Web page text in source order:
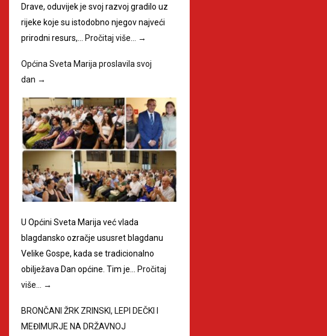
Drave, oduvijek je svoj razvoj gradilo uz
rijeke koje su istodobno njegov najveći
prirodni resurs,…
Pročitaj više… →
Općina Sveta Marija proslavila svoj
dan →
U Općini Sveta Marija već vlada
blagdansko ozračje ususret blagdanu
Velike Gospe, kada se tradicionalno
obilježava Dan općine. Tim je… Pročitaj
više…
→
BRONČANI ŽRK ZRINSKI, LEPI DEČKI I
MEĐIMURJE NA DRŽAVNOJ